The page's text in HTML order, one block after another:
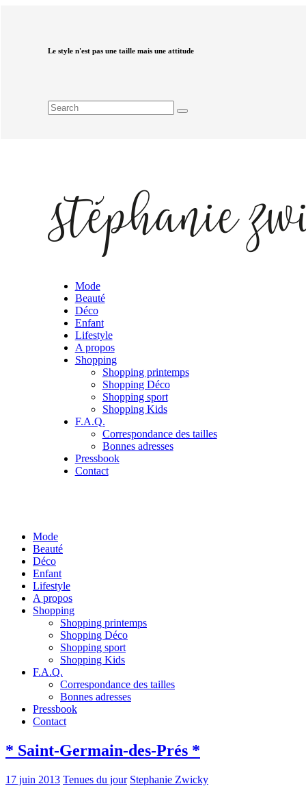
Le style n'est pas une taille mais une attitude
Mode
Beauté
Déco
Enfant
Lifestyle
A propos
Shopping
Shopping printemps
Shopping Déco
Shopping sport
Shopping Kids
F.A.Q.
Correspondance des tailles
Bonnes adresses
Pressbook
Contact
Mode
Beauté
Déco
Enfant
Lifestyle
A propos
Shopping
Shopping printemps
Shopping Déco
Shopping sport
Shopping Kids
F.A.Q.
Correspondance des tailles
Bonnes adresses
Pressbook
Contact
* Saint-Germain-des-Prés *
17 juin 2013 Tenues du jour Stephanie Zwicky